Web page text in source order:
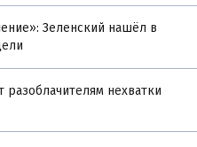
Зеленский нашёл в
разоблачителям нехватки